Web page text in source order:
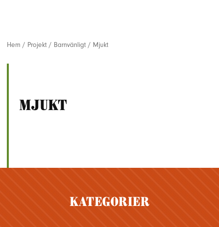
Hem / Projekt / Barnvänligt / Mjukt
Mjukt
Kategorier